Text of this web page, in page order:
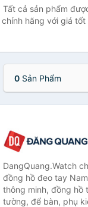
Tất cả sản phẩm
chính hãng với giá tốt
0 Sản Phẩm
DangQuang.Watch
đồng hồ đeo tay
thông minh, đồng hồ
tường, để bàn, phụ